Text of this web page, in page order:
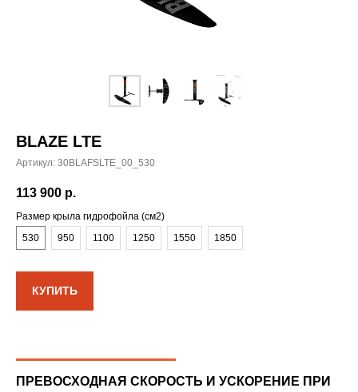
BLAZE LTE
Артикул: 30BLAFSLTE_00_530
113 900 р.
Размер крыла гидрофойла (см2)
530
950 1100 1250 1550 1850
КУПИТЬ
ПРЕВОСХОДНАЯ СКОРОСТЬ И УСКОРЕНИЕ ПРИ